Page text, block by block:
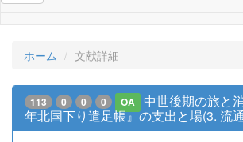
ホーム 文献詳細
113 0 0 0 OA
中世後期の旅と
年北国下り遣足帳』の支出と場(3. 流